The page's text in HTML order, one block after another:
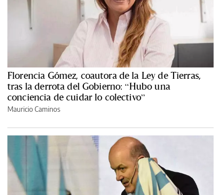
Florencia Gómez, coautora de la Ley de Tierras,
tras la derrota del Gobierno: “Hubo una
conciencia de cuidar lo colectivo”
Mauricio Caminos